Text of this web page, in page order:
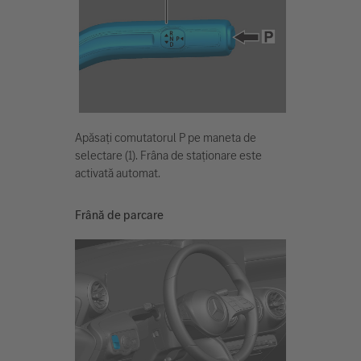
Apăsați comutatorul P pe maneta de
selectare (1). Frâna de staționare este
activată automat.
Frână de parcare